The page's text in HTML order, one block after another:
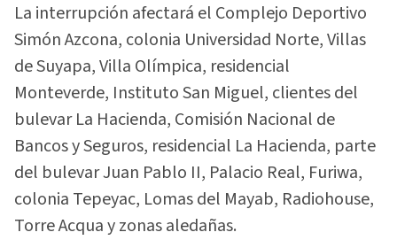
La interrupción afectará el Complejo Deportivo
Simón Azcona, colonia Universidad Norte, Villas
de Suyapa, Villa Olímpica, residencial
Monteverde, Instituto San Miguel, clientes del
bulevar La Hacienda, Comisión Nacional de
Bancos y Seguros, residencial La Hacienda, parte
del bulevar Juan Pablo II, Palacio Real, Furiwa,
colonia Tepeyac, Lomas del Mayab, Radiohouse,
Torre Acqua y zonas aledañas.